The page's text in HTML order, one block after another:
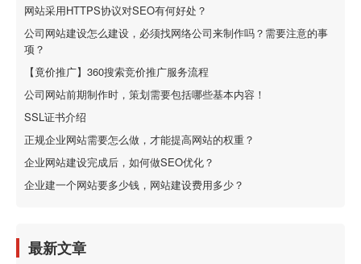
网站采用HTTPS协议对SEO有何好处？
公司网站建设怎么建设，必须找网络公司来制作吗？需要注意的事
项？
【竟价推广】360搜索竞价推广服务流程
公司网站前期制作时，策划需要包括哪些基本内容！
SSL证书介绍
正规企业网站需要怎么做，才能提高网站的权重？
企业网站建设完成后，如何做SEO优化？
企业建一个网站要多少钱，网站建设费用多少？
最新文章